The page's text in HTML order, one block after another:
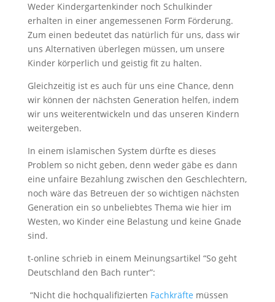
Weder Kindergartenkinder noch Schulkinder
erhalten in einer angemessenen Form Förderung.
Zum einen bedeutet das natürlich für uns, dass wir
uns Alternativen überlegen müssen, um unsere
Kinder körperlich und geistig fit zu halten.
Gleichzeitig ist es auch für uns eine Chance, denn
wir können der nächsten Generation helfen, indem
wir uns weiterentwickeln und das unseren Kindern
weitergeben.
In einem islamischen System dürfte es dieses
Problem so nicht geben, denn weder gäbe es dann
eine unfaire Bezahlung zwischen den Geschlechtern,
noch wäre das Betreuen der so wichtigen nächsten
Generation ein so unbeliebtes Thema wie hier im
Westen, wo Kinder eine Belastung und keine Gnade
sind.
t-online schrieb in einem Meinungsartikel “So geht
Deutschland den Bach runter”:
“Nicht die hochqualifizierten Fachkräfte müssen